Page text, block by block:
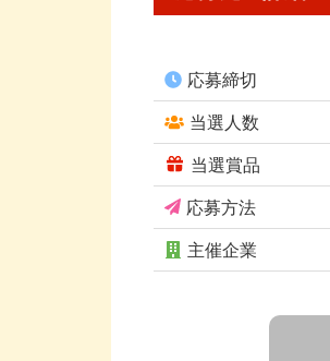
応募締切
当選人数
当選賞品
応募方法
主催企業